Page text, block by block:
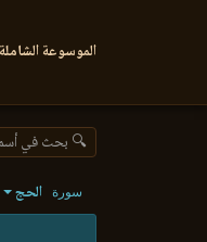
الموسوعة
🔍 بحث في
سورة الحج